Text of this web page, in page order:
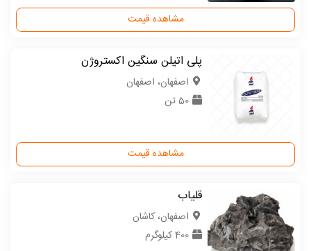
مشاهده قیمت
پلی اتیلن سنگین اکستروژن
اصفهان، اصفهان
50 تن
مشاهده قیمت
قلیاب
اصفهان، کاشان
400 کیلوگرم